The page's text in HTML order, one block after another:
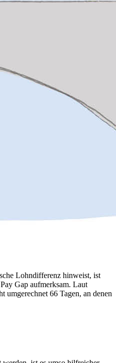
Lohndifferenz hinweist, ist
Gap aufmerksam. Laut
umgerechnet 66 Tagen, an denen